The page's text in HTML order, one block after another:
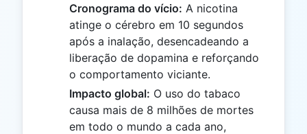
Cronograma do vício: A nicotina
atinge o cérebro em 10 segundos
após a inalação, desencadeando a
liberação de dopamina e reforçando
o comportamento viciante.
Impacto global: O uso do tabaco
causa mais de 8 milhões de mortes
em todo o mundo a cada ano,